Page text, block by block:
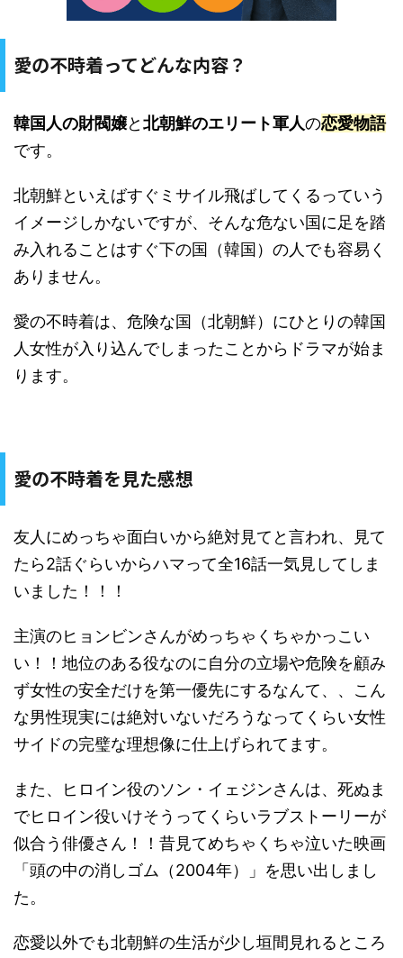
愛の不時着ってどんな内容？
韓国人の財閥嬢と北朝鮮のエリート軍人の恋愛物語
です。
北朝鮮といえばすぐミサイル飛ばしてくるっていう
イメージしかないですが、そんな危ない国に足を踏
み入れることはすぐ下の国（韓国）の人でも容易く
ありません。
愛の不時着は、危険な国（北朝鮮）にひとりの韓国
人女性が入り込んでしまったことからドラマが始ま
ります。
愛の不時着を見た感想
友人にめっちゃ面白いから絶対見てと言われ、見て
たら2話ぐらいからハマって全16話一気見してしま
いました！！！
主演のヒョンビンさんがめっちゃくちゃかっこい
い！！地位のある役なのに自分の立場や危険を顧み
ず女性の安全だけを第一優先にするなんて、、こん
な男性現実には絶対いないだろうなってくらい女性
サイドの完璧な理想像に仕上げられてます。
また、ヒロイン役のソン・イェジンさんは、死ぬま
でヒロイン役いけそうってくらいラブストーリーが
似合う俳優さん！！昔見てめちゃくちゃ泣いた映画
「頭の中の消しゴム（2004年）」を思い出しまし
た。
恋愛以外でも北朝鮮の生活が少し垣間見れるところ